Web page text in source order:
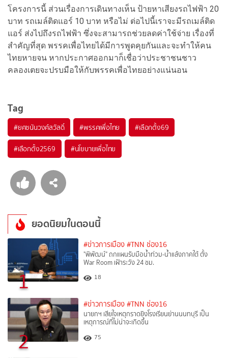
โครงการนี้ ส่วนเรื่องการเดินทางเห็น ป้ายหาเสียงรถไฟฟ้า 20
บาท รถเมล์ติดแอร์ 10 บาท หรือไม่ ต่อไปนี้เราจะมีรถเมล์ติด
แอร์ ส่งไปถึงรถไฟฟ้า ซึ่งจะสามารถช่วยลดค่าใช้จ่าย เรื่องที่
สำคัญที่สุด พรรคเพื่อไทยได้มีการพูดคุยกันและจะทำให้คน
ไทยหายจน หากประกาศออกมาก็เชื่อว่าประชาชนชาว
คลองเตยจะปรบมือให้กับพรรคเพื่อไทยอย่างแน่นอน
Tag
#ยศชนันวงศ์สวัสดิ์ #พรรคเพื่อไทย #เลือกตั้ง69
#เลือกตั้ง2569 #นโยบายเพื่อไทย
ยอดนิยมในตอนนี้
1
#ข่าวการเมือง #TNN ช่อง16
"พิพัฒน์" ถกแผนรับมือน้ำท่วม-น้ำแล้งภาคใต้ ตั้ง
War Room เฝ้าระวัง 24 ชม.
18
2
#ข่าวการเมือง #TNN ช่อง16
นายกฯ เสียใจเหตุกราดยิงโรงเรียนย่านนนทบุรี เป็น
เหตุการณ์ที่ไม่น่าจะเกิดขึ้น
75